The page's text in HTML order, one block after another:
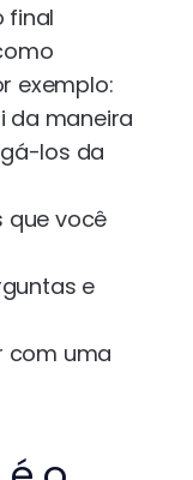
final
exemplo:
da maneira
los da
que você
e
com uma